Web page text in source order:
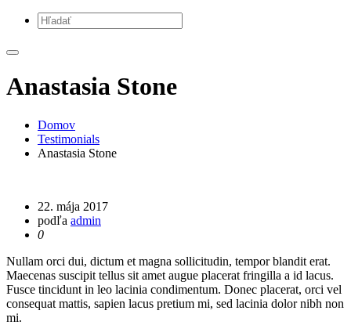
Anastasia Stone
Domov
Testimonials
Anastasia Stone
22. mája 2017
podľa admin
0
Nullam orci dui, dictum et magna sollicitudin, tempor blandit erat.
Maecenas suscipit tellus sit amet augue placerat fringilla a id lacus.
Fusce tincidunt in leo lacinia condimentum. Donec placerat, orci vel
consequat mattis, sapien lacus pretium mi, sed lacinia dolor nibh non
mi.